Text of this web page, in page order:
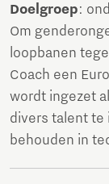
Doelgroep:
Om
loopbanen
Coach een
wordt ingezet
divers talent te
behouden in